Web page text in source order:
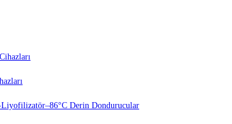
Derin Dondurucular